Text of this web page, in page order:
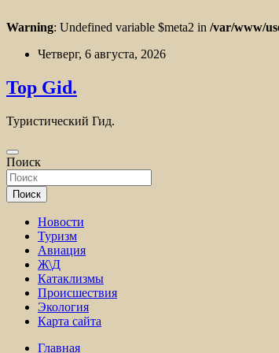
Warning: Undefined variable $meta2 in /var/www/
Перейти
содержимому
Четверг, 6 августа, 2026
Top Gid.
Туристический Гид.
Поиск
Поиск
Новости
Туризм
Авиация
Ж\Д
Катаклизмы
Происшествия
Экология
Карта сайта
Главная